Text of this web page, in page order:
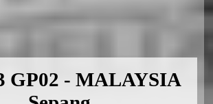
GP02 - MALAYSIA